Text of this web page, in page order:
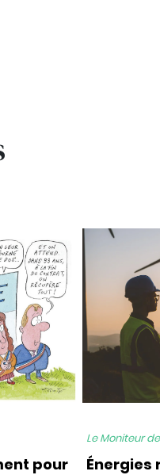
pour
bg
Le Moniteur
Énergies